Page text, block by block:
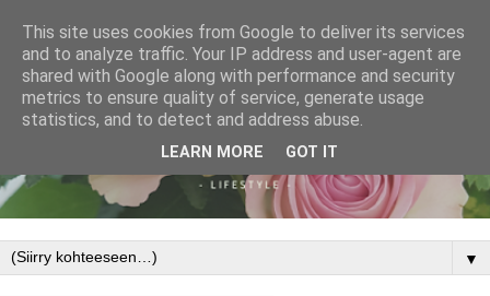
▼
This site uses cookies from Google to deliver its services
and to analyze traffic. Your IP address and user-agent are
shared with Google along with performance and security
metrics to ensure quality of service, generate usage
statistics, and to detect and address abuse.
LEARN MORE GOT IT